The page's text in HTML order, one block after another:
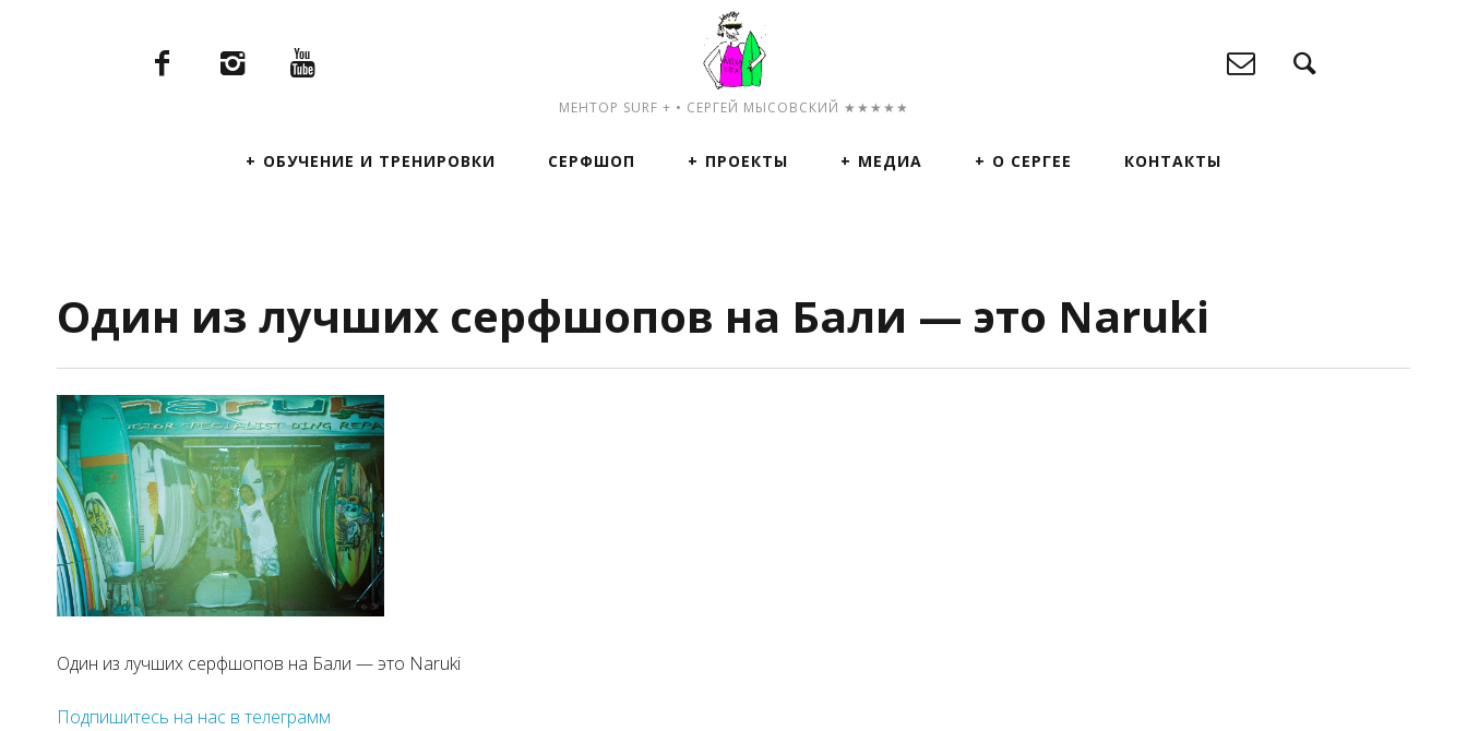
МЕНТОР SURF + • СЕРГЕЙ МЫСОВСКИЙ ★★★★★
ОБУЧЕНИЕ И ТРЕНИРОВКИ СЕРФШОП ПРОЕКТЫ МЕДИА О СЕРГЕЕ КОНТАКТЫ
Один из лучших серфшопов на Бали — это Naruki
Один из лучших серфшопов на Бали — это Naruki
Подпишитесь на нас в телеграмм